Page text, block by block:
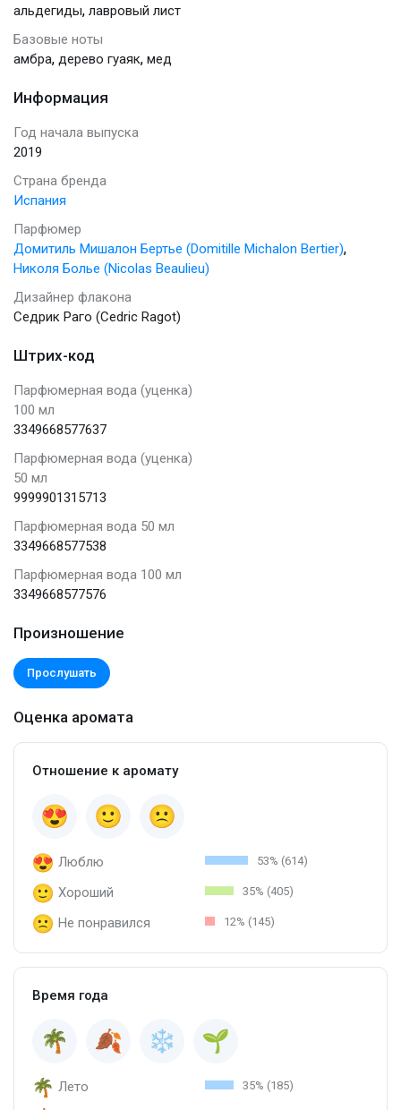
альдегиды, лавровый лист
Базовые ноты
амбра, дерево гуаяк, мед
Информация
Год начала выпуска
2019
Страна бренда
Испания
Парфюмер
Домитиль Мишалон Бертье (Domitille Michalon Bertier),
Николя Болье (Nicolas Beaulieu)
Дизайнер флакона
Седрик Раго (Cedric Ragot)
Штрих-код
Парфюмерная вода (уценка)
100 мл
3349668577637
Парфюмерная вода (уценка)
50 мл
9999901315713
Парфюмерная вода 50 мл
3349668577538
Парфюмерная вода 100 мл
3349668577576
Произношение
Прослушать
Оценка аромата
Отношение к аромату
Люблю 53% (614)
Хороший 35% (405)
Не понравился 12% (145)
Время года
Лето 35% (185)